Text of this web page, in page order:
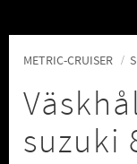
METRIC-CRUISER
suzuki